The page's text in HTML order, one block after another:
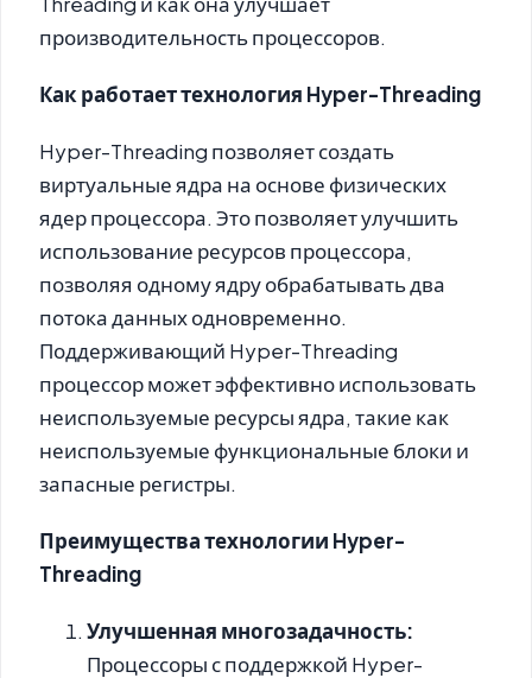
производительность процессоров.
Как работает технология Hyper-Threading
Hyper-Threading позволяет создать
виртуальные ядра на основе физических
ядер процессора. Это позволяет улучшить
использование ресурсов процессора,
позволяя одному ядру обрабатывать два
потока данных одновременно.
Поддерживающий Hyper-Threading
процессор может эффективно использовать
неиспользуемые ресурсы ядра, такие как
неиспользуемые функциональные блоки и
запасные регистры.
Преимущества технологии Hyper-
Threading
Улучшенная многозадачность:
Процессоры с поддержкой Hyper-